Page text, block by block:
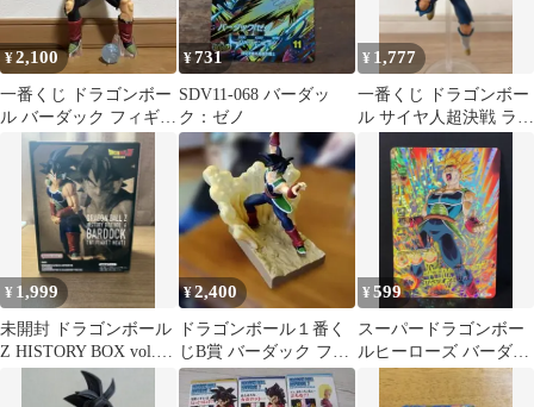
¥2,100
一番くじ ドラゴンボー
ル バーダック フィギュ
¥731
SDV11-068 バーダッ
ク：ゼノ
¥ 1,777
一番くじ ドラゴンボー
ル サイヤ人超決戦 ラス
¥ 1,999
未開封 ドラゴンボール
Z HISTORY BOX vol.6
バーダック
¥2,400
ドラゴンボール１番く
じB賞 バーダック フィ
ギュア
¥599
スーパードラゴンボー
ルヒーローズ バーダッ
ク GB-08